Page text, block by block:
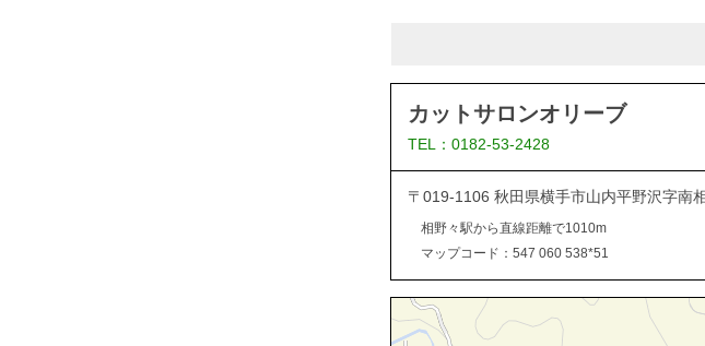
カットサロンオリーブ
TEL：0182-53-2428
〒019-1106 秋田県横手市山内平野沢字南
相野々駅から直線距離で1010m
マップコード：547 060 538*51